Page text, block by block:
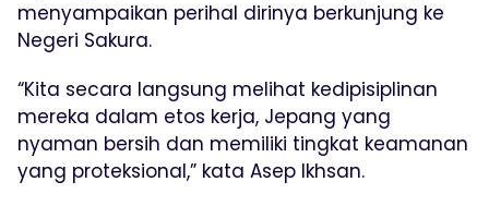
menyampaikan perihal dirinya berkunjung ke
Negeri Sakura.
“Kita secara langsung melihat kedipisiplinan
mereka dalam etos kerja, Jepang yang
nyaman bersih dan memiliki tingkat keamanan
yang proteksional,” kata Asep Ikhsan.